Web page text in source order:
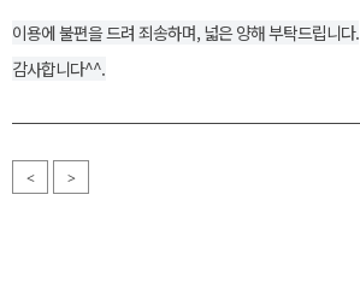
이용에 불편을 드려 죄송하며, 넓은 양해 부탁드립니다.
감사합니다^^.
<
>